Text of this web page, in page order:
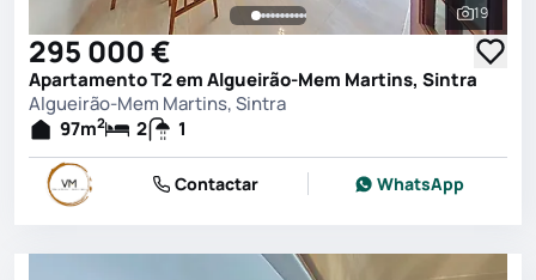
Ver
19
295 000 €
Apartamento T2 em Algueirão-Mem Martins, Sintra
Algueirão-Mem Martins, Sintra
97m2 2 1
Contactar WhatsApp